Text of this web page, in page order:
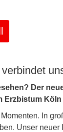
Der
Erzbistum Köln
Momenten. In
Unser neuer